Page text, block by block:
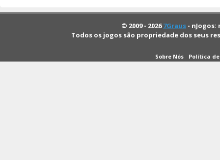
© 2009 - 20267Graus -
Todos os jogos são propriedade dos seus
Sobre Nós Política